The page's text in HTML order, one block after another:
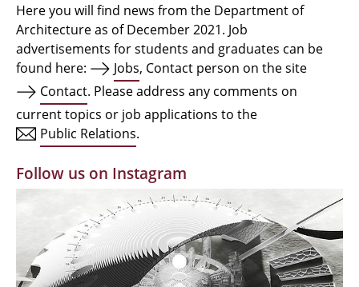
Semester Programme
Internationales
Facilities
Alumni | cloud club
Documents and Downloads
Here you will find news from the Department of
Architecture as of December 2021. Job
advertisements for students and graduates can be
found here:
Jobs, Contact person on the site
Contact. Please address any comments on
current topics or job applications to the
Public Relations.
Follow us on Instagram